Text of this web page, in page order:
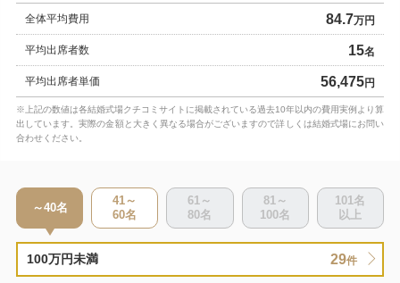
全体平均費用 84.7万円
平均出席者数 15名
平均出席者単価 56,475円
※上記の数値は各結婚式場クチコミサイトに掲載されている過去10年以内の費用実例より算
出しています。実際の金額と大きく異なる場合がございますので詳しくは結婚式場にお問い
合わせください。
～40名
41～
60名
61～
80名
81～
100名
101 名
以上
100万円未満 29件